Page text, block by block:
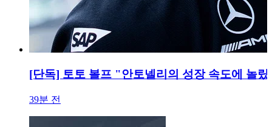
[단독] 토토 볼프 "안토넬리의 성장 속도에 놀
39분 전